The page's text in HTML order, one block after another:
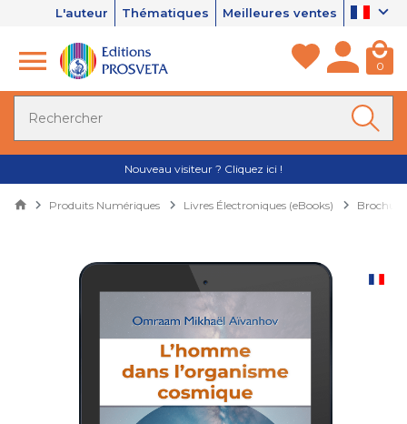
L'auteur Thématiques Meilleures ventes
0
Nouveau visiteur ? Cliquez ici !
Produits Numériques Livres Électroniques (eBooks)